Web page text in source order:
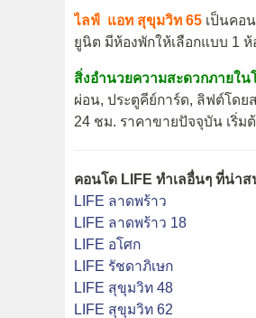
ไลฟ์ แอท สุขุมวิท 65 เป็นคอ
ยูนิต มีห้องพักให้เลือกแบบ 1
สิ่งอำนวยความสะดวกภายใน
ผ่อน, ประตูคีย์การ์ด, ลิฟต์โดย
24 ชม. ราคาขายปัจจุบัน เริ่
คอนโด LIFE ทำเลอื่นๆ ที่น่า
LIFE ลาดพร้าว
LIFE ลาดพร้าว 18
LIFE อโศก
LIFE รัชดาภิเษก
LIFE สุขุมวิท 48
LIFE สุขุมวิท 62